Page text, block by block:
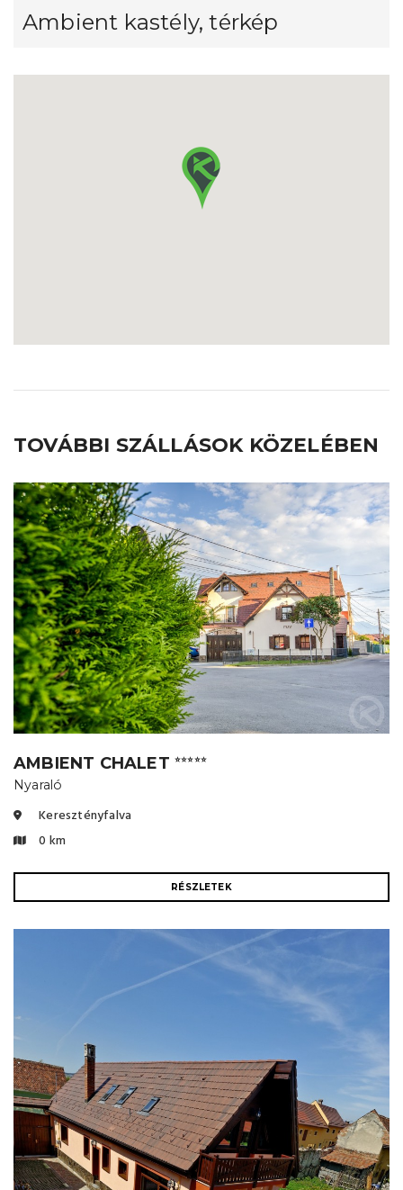
Ambient kastély, térkép
TOVÁBBI SZÁLLÁSOK KÖZELÉBEN
AMBIENT CHALET ⭐⭐⭐⭐⭐
Nyaraló
Keresztényfalva
0 km
RÉSZLETEK